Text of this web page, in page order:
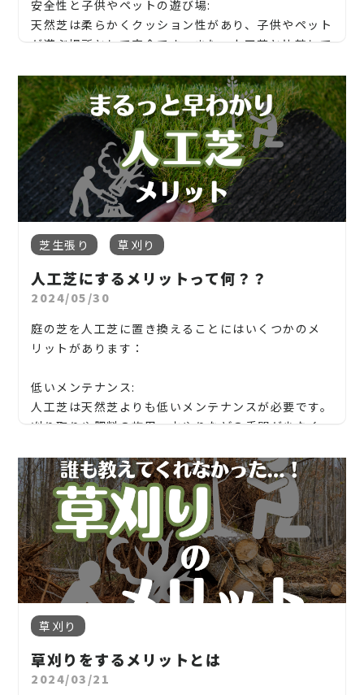
5. 一宮市で雑草対策を依頼できるおすすめ業者の選
び方
しょう。
業者選びのポイント
地元密着型か
⇒ 一宮市の気候や土地を熟知している
施工事例が多いか
⇒ 防草シートや砂利施工の実績を確認
見積もりが明確か
⇒ 材料費、工賃、下地処理費などが明示されてい
る
メンテナンスも対応してくれるか
⇒ 万が一のトラブルや経年劣化にも安心
6. 一宮市の防草対策は、早めの行動が肝心！
雑草が本格的に成長する前の
春～初夏
に対策するの
がベストタイミングです。
早めの防草対策を心がけましょう。
7. よくある質問（Q&A）
Q1. 雑草対策に除草剤は使えますか？
一時的には有効ですが、根本的な解決にはなりませ
ん。環境負荷やペット・子供への影響も考慮しまし
ょう。
Q2. DIYで防草シートを敷いても大丈夫？
可能ですが、**下地処理（整地や除根）**が不十分
だと、効果がすぐに薄れてしまいます。自信がない場
合はプロに相談を。
8. まとめ｜一宮市の庭の雑草対策なら地域密着のプ
ロへ
一宮市の気候は雑草が育ちやすい
越境している枝の無断伐採
事前に近隣住民に声かけ
専門業者に依頼して安全に作業
高木は 伐採届や許可が必要なケースもある
一宮市では、市街化調整区域や文化財周辺など、規制
対象エリアもあるため、心配な方は市役所に確認し
ましょう。
庭木の伐採は、専門の知識と経験が求められる作業
です。業者選びの際は、以下の点を確認してくださ
い。
業者選びのポイント：
造園や樹木管理の専門資格を持っている
見積りが明瞭・追加料金が発生しない
一宮市で依頼の多い伐採サービス例：
造園業者・外構工事業者
樹木医・緑地管理会社
不用品回収・伐採対応の便利屋
6. 伐採後はどうなる？処分・整地・その後の庭づく
り
伐採した木は、幹・枝・葉・根に分かれます。
■ 見積もりが明確である
作業内容と料金が明記された見積もりを出してくれ
もとになります。
■ 保険加入・資格保有
損害保険に加入している業者や、樹木医や造園施工
管理技士などの資格保有者がいる業者は信頼性が高
いです。
■ 口コミや評判を確認
GoogleマップやSNS、口コミサイトでの評判も要チ
ェックです。「対応が丁寧」「仕上がりがきれい」な
どの声が多い業者を選びましょう。
5. 業者依頼の流れと注意点
庭掃除をスムーズに依頼するためには、以下の手順を
参考にしてください。
■ ① 問い合わせ・見積もり依頼
を取りましょう。無料見積もりを行っている業者も多
いです。
庭の状況を実際に確認してもらい、作業内容を具体的
に相談します。
■ ③ 見積もり内容の確認
不明点や追加料金の有無についても事前に確認してお
くことが大切です。
■ ④ 作業実施
スケジュールに沿って作業が行われます。当日の立ち
会いが求められる場合もあります。
作業後は必ず仕上がりを確認し、納得できれば支払
いを行いましょう。
■ 基本的な剪定時期
落葉樹：冬（12月〜2月）
花木：花後すぐ（開花後1〜2週間以内）
■ 剪定の頻度
年1回〜2回の剪定が一般的
成長の早い樹木や大木は、年2回の剪定が望ましい
4. 一宮市における剪定費用の相場
剪定の費用は、庭の広さ、木の本数や大きさ、作業
内容、処分費などによって異なります。
以下は一宮市周辺での一般的な相場です（2024年現
在）。
■ 樹木ごとの目安料金
小木（〜3m）：3,000円〜5,000円/本
中木（3〜5m）：5,000円〜10,000円/本
高木（5m以上）：15,000円〜30,000円/本
■ その他費用
ゴミ処理費用：5,000円〜15,000円程度
■ 定期管理プランもおすすめ
年に1〜2回の定期的な剪定契約を結ぶことで、費用
もあります。
5. 一宮市で信頼できる剪定業者を選ぶポイント
数多くの業者の中から信頼できる剪定業者を選ぶに
は、以下の点に注目してください。
■ 地元での実績と口コミ評価
一宮市での施工実績が豊富な業者は、地域の気候や
植生にも詳しく、的確な対応が期待できます。
Googleマップや口コミサイトの評価も参考になりま
す。
■ 資格・保険の有無
造園施工管理技士や樹木医などの資格を保有してい
サザンカ、ホルトノキ、つつじ、コデマリ"
芝刈りは、芝生が成長している間に定期的に行われる
件、芝の種類、そして目標とする芝の高さによって異
なります。一般的には、芝の成長が速い時期には週に
1回の刈り込みが必要ですが、成長が遅い時期には2
週間に1回程度で十分です。
軽にご連絡ください！
お庭や木に関するお悩みに全力でご対応させて頂き
企業様や、施設様、マンション、アパートなどの庭
木、高木、植栽の年間管理なども対応しております
ので、
お気軽にお問い合わせください！
松、スギ、クスノキ、くろがねもち、もみの木、どん
ぐりの木、竹、柿の木、オリーブ、もみじ、柿の木、
金木犀、アカシア、シダレエゴノキ、コニファー、
梅、かしの木、ブルーアイス、クチナシ、ナンテン、
クスノキ、 薪の木、ケヤキ、コノデカシワ、マキの
木、桜、ゴールドクレスト、アオハダ、いちじく、椰
グレープフルーツの木、カツラの木、柿、みかん、グ
ミ、エゴノキ、ハナミズキ、ジューンベリー、ヤマボ
サザンカ、ホルトノキ、つつじ、コデマリ"
安全性と子供やペットの遊び場:
天然芝は柔らかくクッション性があり、子供やペット
が遊ぶ場所として安全です。また、人工芝と比較して
熱中症のリスクが低いとされています。
自然な生態系の維持:
天然芝は昆虫や鳥などの生物の生息地として機能
し、自然な生態系を維持します。生物多様性を促進
し、生態系のバランスを保つ役割があります。
これらのメリットは、天然芝が自然との調和や環境
への配慮を重視する人々にとって魅力的な選択肢とな
ります。
愛知県
【一宮市、江南市、扶桑町、岩倉市、北名古屋市、
稲沢市、清須市】
岐阜県
【岐阜市、各務原市、岐南町、笠松町、羽島市】
地域密着で伐採・抜根・剪定・草刈りなどのお庭の
こと、造園・植木屋をお探しなら当社にご相談くださ
い！
当社では造園工事はもちろんのこと、外構工事やエク
ステリア工事まで自社で一気通貫で行っております。
軽にご連絡ください！
お庭や木に関するお悩みに全力でご対応させて頂き
企業様や、施設様、マンション、アパートなどの庭
木、高木、植栽の年間管理なども対応しております
ので、
お気軽にお問い合わせください！
松、スギ、クスノキ、くろがねもち、もみの木、どん
ぐりの木、竹、柿の木、オリーブ、もみじ、柿の木、
金木犀、アカシア、シダレエゴノキ、コニファー、
梅、かしの木、ブルーアイス、クチナシ、ナンテン、
クスノキ、 薪の木、ケヤキ、コノデカシワ、マキの
木、桜、ゴールドクレスト、アオハダ、いちじく、椰
芝生張り 草刈り
人工芝にするメリットって何？？
2024/05/30
庭の芝を人工芝に置き換えることにはいくつかのメ
リットがあります：
低いメンテナンス:
人工芝は天然芝よりも低いメンテナンスが必要です。
刈り取りや肥料の施用、水やりなどの手間が少なく
水を節約できる利点があります。
耐久性と一貫性:
人工芝は天然芝よりも耐久性があり、長期間にわたっ
て均一な外観を保ちます。草刈りの痕跡や穴、色の不
均一さなどがないため、一貫した美しい芝庭を維持
することができます。
季節に関係ない使用:
愛知県
【一宮市、江南市、扶桑町、岩倉市、北名古屋市、
稲沢市、清須市】
岐阜県
【岐阜市、各務原市、岐南町、笠松町、羽島市】
地域密着で伐採・抜根・剪定・草刈りなどのお庭の
こと、造園・植木屋をお探しなら当社にご相談くださ
い！
草刈り
草刈りをするメリットとは
2024/03/21